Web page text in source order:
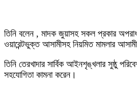
তিনি বলেন , মাদক জুয়াসহ সকল প্রকার
ওয়ারেন্টভুক্ত আসামীসহ নিয়মিত মামলার
তিনি তেরখাদার সার্বিক আইনশৃঙ্খলার সুষ্ঠু
সহযোগিতা কামনা করেন।